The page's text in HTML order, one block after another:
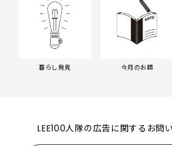
暮らし発見 今月のお題
LEE100人隊の広告に関するお問